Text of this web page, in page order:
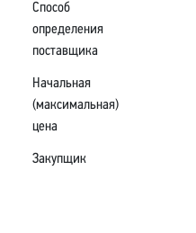
Способ
определения
поставщика
Начальная
(максимальная)
цена
Закупщик